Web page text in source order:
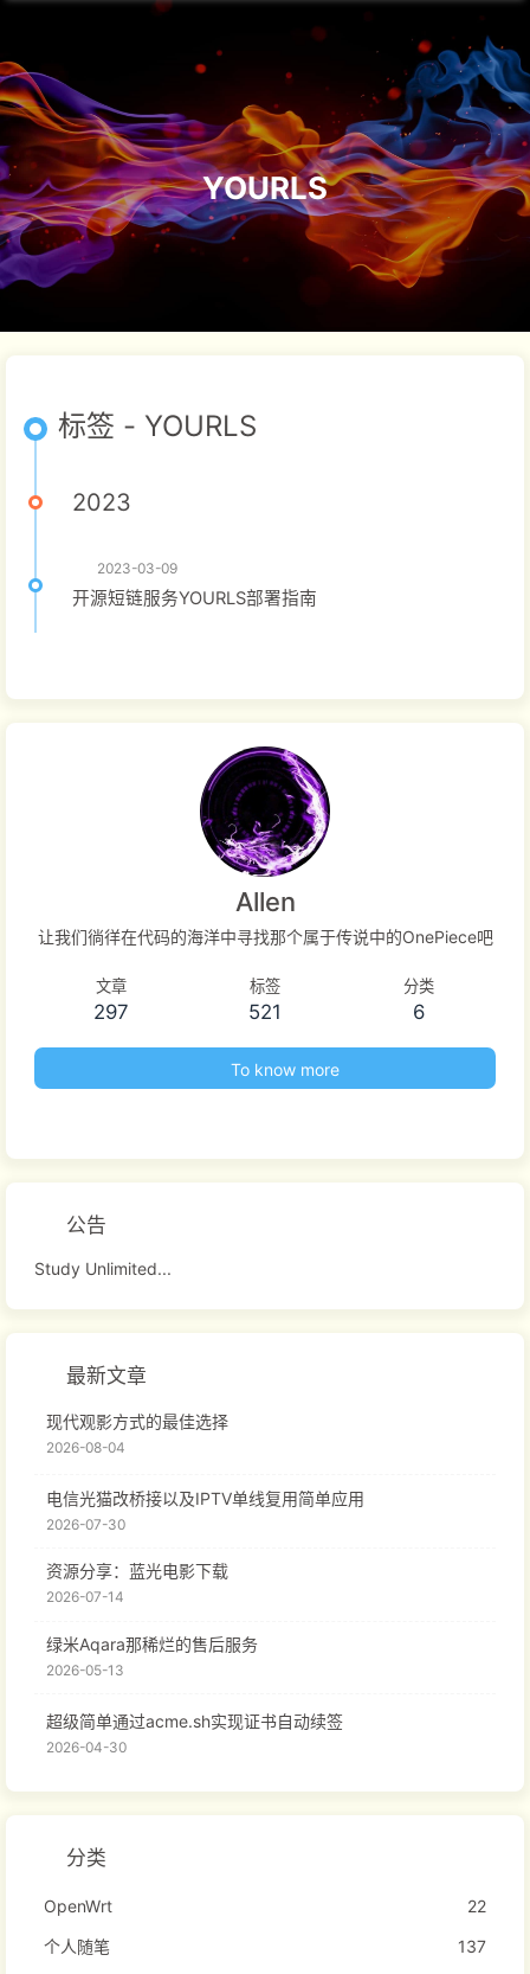
YOURLS
标签 - YOURLS
2023
2023-03-09
开源短链服务YOURLS部署指南
Allen
让我们徜徉在代码的海洋中寻找那个属于传说中的OnePiece吧
文章
297
标签
521
分类
6
To know more
公告
Study Unlimited...
最新文章
现代观影方式的最佳选择
2026-08-04
电信光猫改桥接以及IPTV单线复用简单应用
2026-07-30
资源分享：蓝光电影下载
2026-07-14
绿米Aqara那稀烂的售后服务
2026-05-13
超级简单通过acme.sh实现证书自动续签
2026-04-30
分类
OpenWrt
22
个人随笔
137